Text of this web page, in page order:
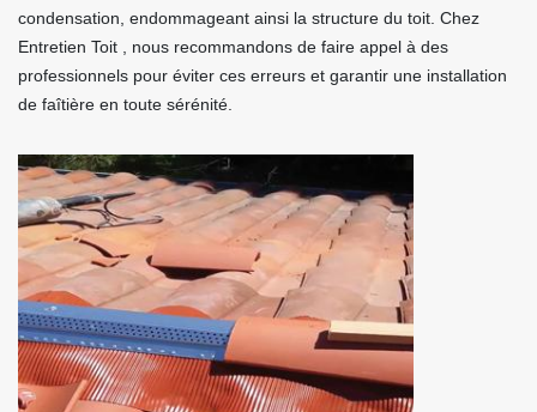
condensation, endommageant ainsi la structure du toit. Chez
Entretien Toit , nous recommandons de faire appel à des
professionnels pour éviter ces erreurs et garantir une installation
de faîtière en toute sérénité.